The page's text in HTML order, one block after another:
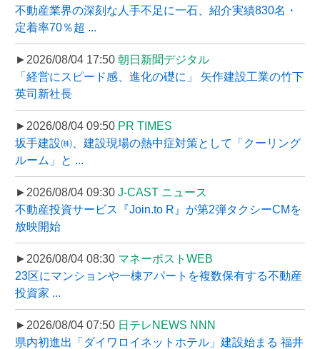
不動産業界の深刻な人手不足に一石、紹介実績830名・
定着率70％超 ...
►2026/08/04 17:50 朝日新聞デジタル
「経営にスピード感、進化の礎に」 矢作建設工業の竹下
英司新社長
►2026/08/04 09:50 PR TIMES
坂手建設㈱、建設現場の熱中症対策として「クーリング
ルーム」と ...
►2026/08/04 09:30 J-CAST ニュース
不動産投資サービス『Join.to R』が第2弾タクシーCMを
放映開始
►2026/08/04 08:30 マネーポストWEB
23区にマンションや一棟アパートを複数保有する不動産
投資家 ...
►2026/08/04 07:50 日テレNEWS NNN
県内初進出「ダイワロイネットホテル」建設始まる 福井